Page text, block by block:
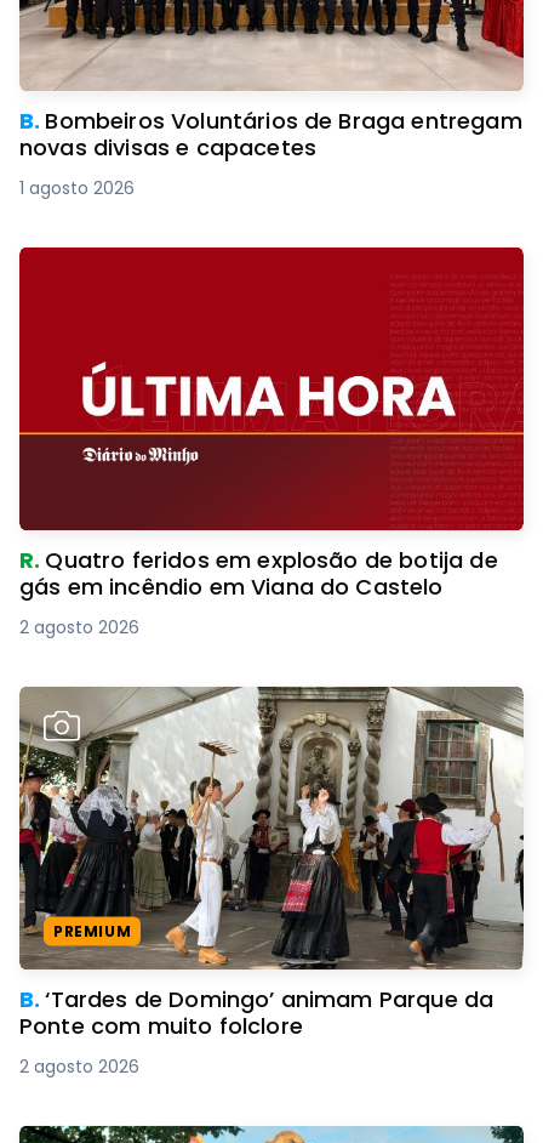
B. Bombeiros Voluntários de Braga entregam
novas divisas e capacetes
1 agosto 2026
R. Quatro feridos em explosão de botija de
gás em incêndio em Viana do Castelo
2 agosto 2026
PREMIUM
B.‘Tardes de Domingo’ animam Parque da
Ponte com muito folclore
2 agosto 2026